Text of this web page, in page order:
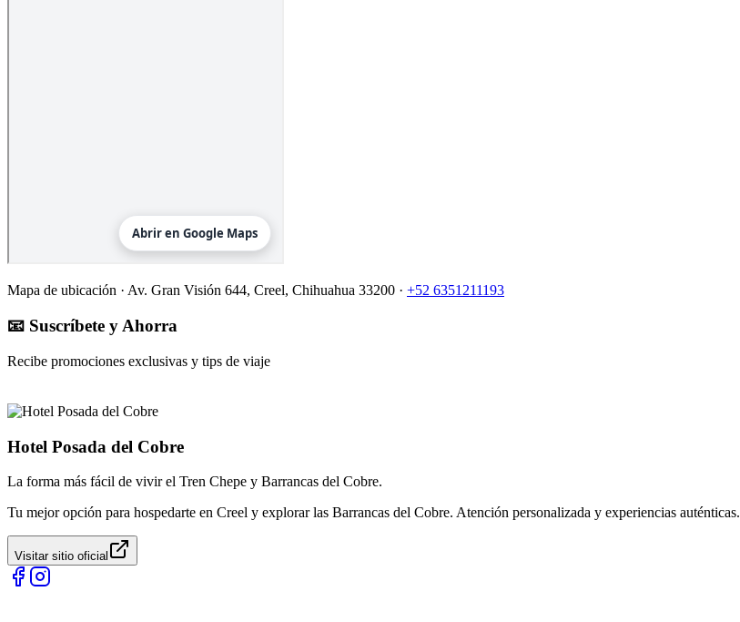
Mapa de ubicación · Av. Gran Visión 644, Creel, Chihuahua 33200 · +52 6351211193
📧 Suscríbete y Ahorra
Recibe promociones exclusivas y tips de viaje
Hotel Posada del Cobre
La forma más fácil de vivir el Tren Chepe y Barrancas del Cobre.
Tu mejor opción para hospedarte en Creel y explorar las Barrancas del Cobre. Atención personalizada y experiencias auténticas.
Visitar sitio oficial